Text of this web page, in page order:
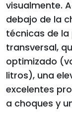
visualmente.
debajo de la
técnicas de
transversal,
optimizado
litros), una
excelentes
a choques y